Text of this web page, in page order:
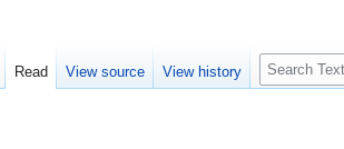
Read View source View history
S
e